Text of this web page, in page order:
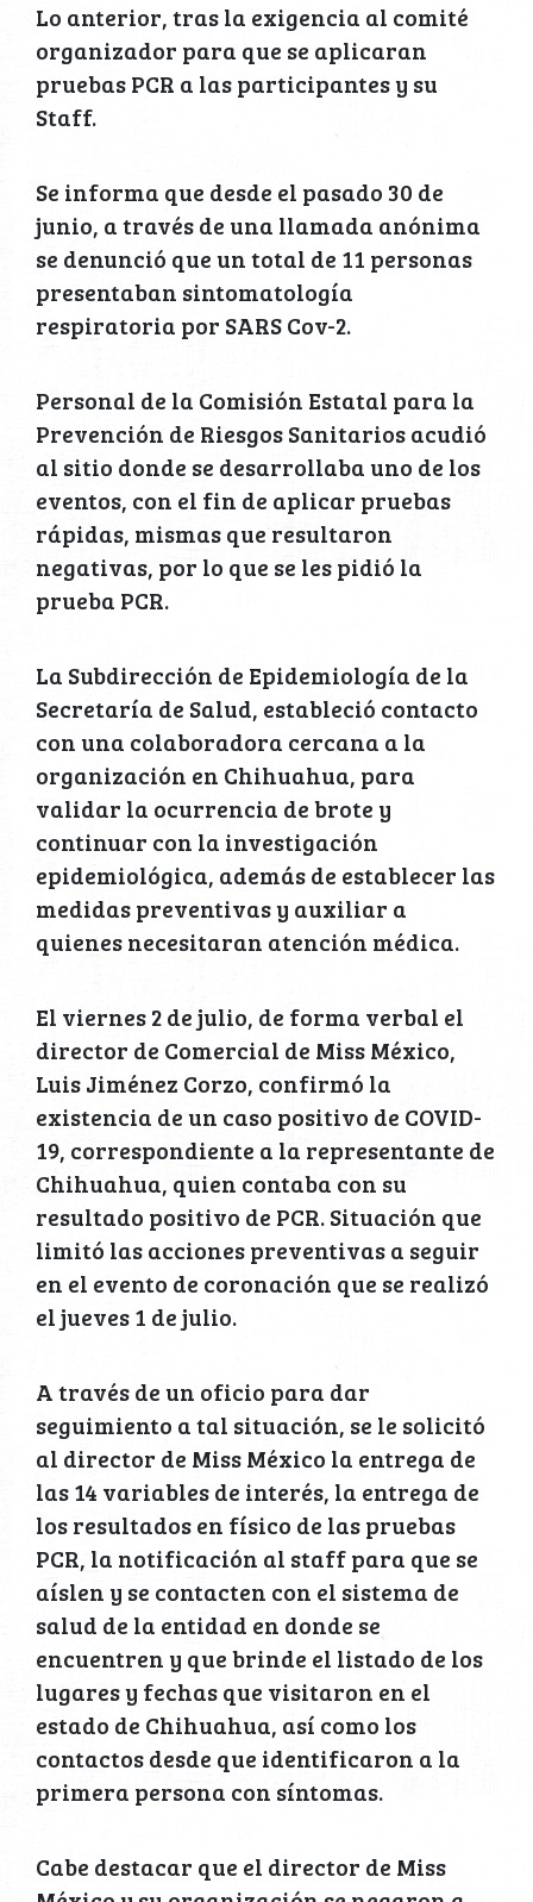
Lo anterior, tras la exigencia al comité
organizador para que se aplicaran
pruebas PCR a las participantes y su
Staff.
Se informa que desde el pasado 30 de
junio, a través de una llamada anónima
se denunció que un total de 11 personas
presentaban sintomatología
respiratoria por SARS Cov-2.
Personal de la Comisión Estatal para la
Prevención de Riesgos Sanitarios acudió
al sitio donde se desarrollaba uno de los
eventos, con el fin de aplicar pruebas
rápidas, mismas que resultaron
negativas, por lo que se les pidió la
prueba PCR.
La Subdirección de Epidemiología de la
Secretaría de Salud, estableció contacto
con una colaboradora cercana a la
organización en Chihuahua, para
validar la ocurrencia de brote y
continuar con la investigación
epidemiológica, además de establecer las
medidas preventivas y auxiliar a
quienes necesitaran atención médica.
El viernes 2 de julio, de forma verbal el
director de Comercial de Miss México,
Luis Jiménez Corzo, confirmó la
existencia de un caso positivo de COVID-
19, correspondiente a la representante de
Chihuahua, quien contaba con su
resultado positivo de PCR. Situación que
limitó las acciones preventivas a seguir
en el evento de coronación que se realizó
el jueves 1 de julio.
A través de un oficio para dar
seguimiento a tal situación, se le solicitó
al director de Miss México la entrega de
las 14 variables de interés, la entrega de
los resultados en físico de las pruebas
PCR, la notificación al staff para que se
aíslen y se contacten con el sistema de
salud de la entidad en donde se
encuentren y que brinde el listado de los
lugares y fechas que visitaron en el
estado de Chihuahua, así como los
contactos desde que identificaron a la
primera persona con síntomas.
Cabe destacar que el director de Miss